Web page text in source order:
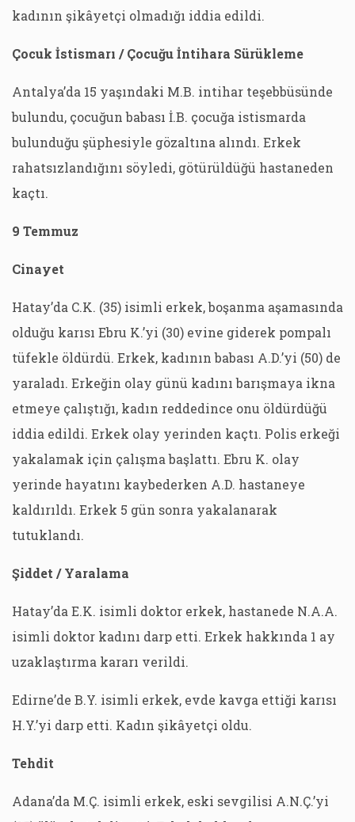
kadının şikâyetçi olmadığı iddia edildi.
Çocuk İstismarı / Çocuğu İntihara Sürükleme
Antalya’da 15 yaşındaki M.B. intihar teşebbüsünde
bulundu, çocuğun babası İ.B. çocuğa istismarda
bulunduğu şüphesiyle gözaltına alındı. Erkek
rahatsızlandığını söyledi, götürüldüğü hastaneden
kaçtı.
9 Temmuz
Cinayet
Hatay’da C.K. (35) isimli erkek, boşanma aşamasında
olduğu karısı Ebru K.’yi (30) evine giderek pompalı
tüfekle öldürdü. Erkek, kadının babası A.D.’yi (50) de
yaraladı. Erkeğin olay günü kadını barışmaya ikna
etmeye çalıştığı, kadın reddedince onu öldürdüğü
iddia edildi. Erkek olay yerinden kaçtı. Polis erkeği
yakalamak için çalışma başlattı. Ebru K. olay
yerinde hayatını kaybederken A.D. hastaneye
kaldırıldı. Erkek 5 gün sonra yakalanarak
tutuklandı.
Şiddet / Yaralama
Hatay’da E.K. isimli doktor erkek, hastanede N.A.A.
isimli doktor kadını darp etti. Erkek hakkında 1 ay
uzaklaştırma kararı verildi.
Edirne’de B.Y. isimli erkek, evde kavga ettiği karısı
H.Y.’yi darp etti. Kadın şikâyetçi oldu.
Tehdit
Adana’da M.Ç. isimli erkek, eski sevgilisi A.N.Ç.’yi